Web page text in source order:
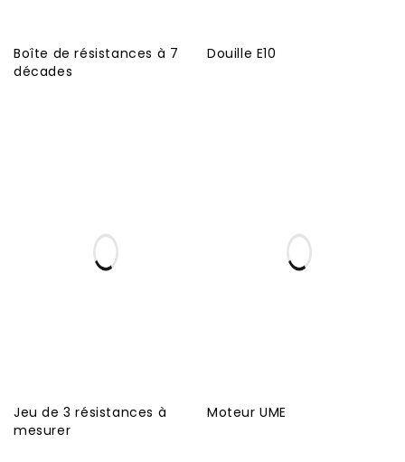
Boîte de résistances à 7
décades
Douille E10
Jeu de 3 résistances à
mesurer
Moteur UME